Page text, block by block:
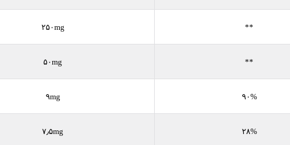
۲۵۰mg **
۵۰mg **
۹mg ۹۰%
۷٫۵mg ۲۸%